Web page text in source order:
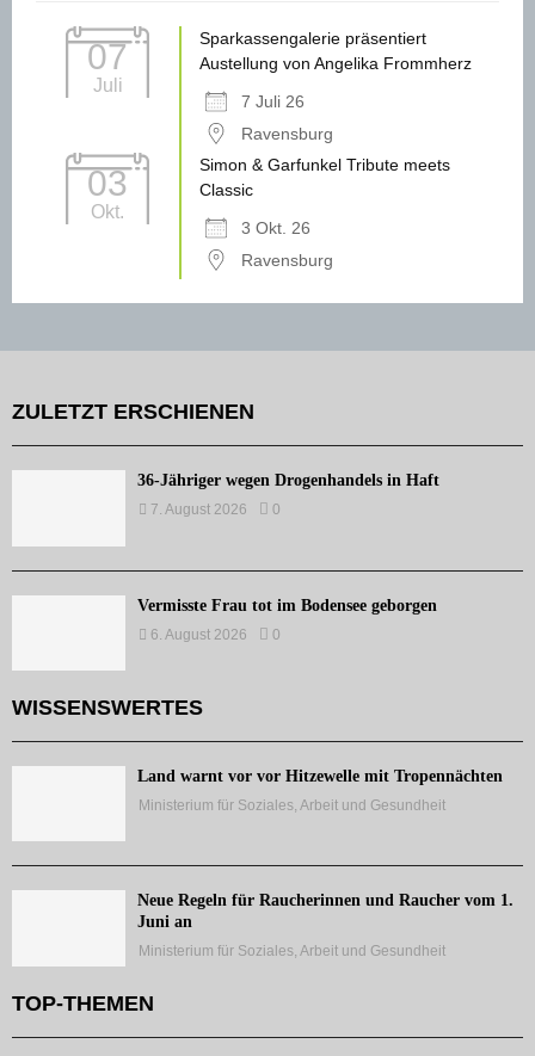
07
Juli
Sparkassengalerie präsentiert
Austellung von Angelika Frommherz
7 Juli 26
Ravensburg
03
Okt.
Simon & Garfunkel Tribute meets
Classic
3 Okt. 26
Ravensburg
ZULETZT ERSCHIENEN
36-Jähriger wegen Drogenhandels in Haft
7. August 2026 0
Vermisste Frau tot im Bodensee geborgen
6. August 2026 0
WISSENSWERTES
Land warnt vor vor Hitzewelle mit Tropennächten
Ministerium für Soziales, Arbeit und Gesundheit
Neue Regeln für Raucherinnen und Raucher vom 1.
Juni an
Ministerium für Soziales, Arbeit und Gesundheit
TOP-THEMEN